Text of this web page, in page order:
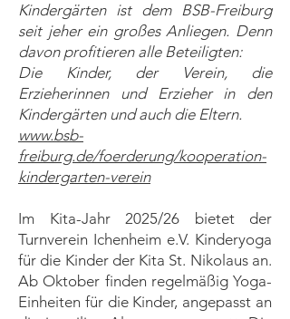
Kindergärten ist dem BSB-Freiburg
seit jeher ein großes Anliegen. Denn
davon profitieren alle Beteiligten:
Die Kinder, der Verein, die
Erzieherinnen und Erzieher in den
Kindergärten und auch die Eltern.
www.bsb-
freiburg.de/foerderung/kooperation-
kindergarten-verein
Im Kita-Jahr 2025/26 bietet der
Turnverein Ichenheim e.V. Kinderyoga
für die Kinder der Kita St. Nikolaus an.
Ab Oktober finden regelmäßig Yoga-
Einheiten für die Kinder, angepasst an